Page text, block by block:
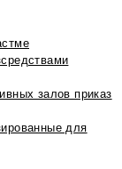
залов приказ
для